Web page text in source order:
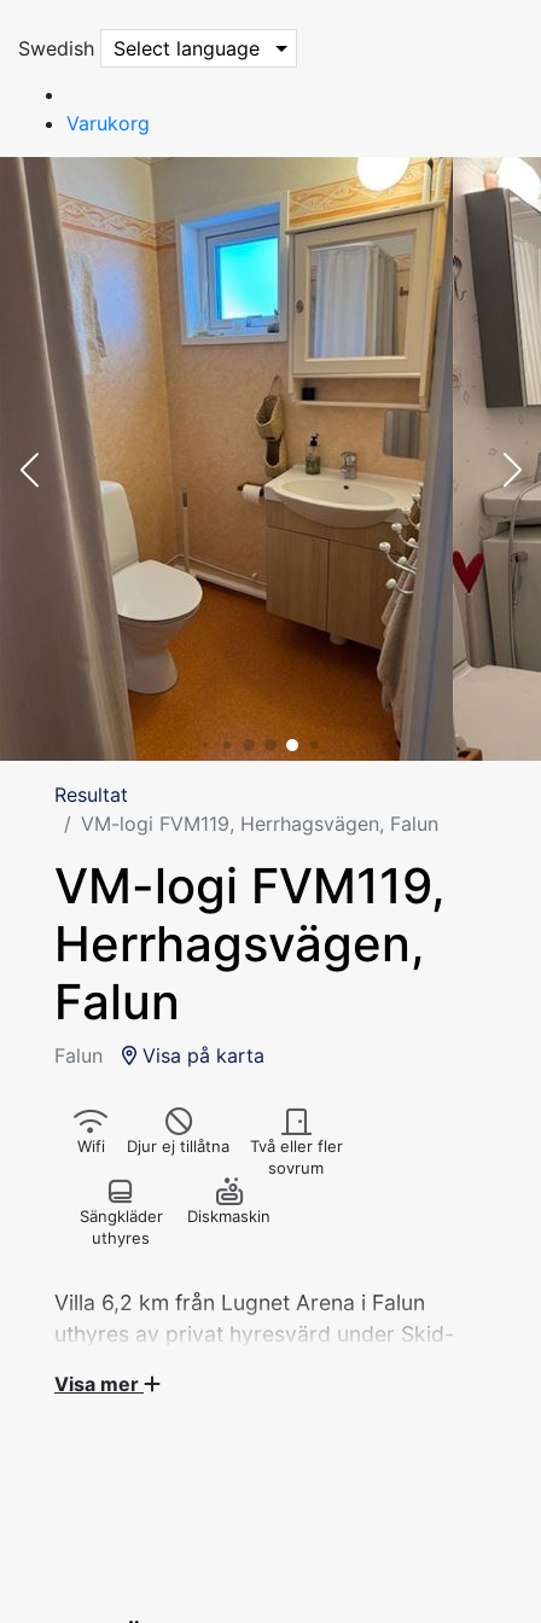
Swedish Select language
Varukorg
Resultat
VM-logi FVM119, Herrhagsvägen, Falun
VM-logi FVM119,
Herrhagsvägen,
Falun
Falun Visa på karta
Wifi Djur ej tillåtna
Två eller fler
sovrum
Sängkläder
uthyres
Diskmaskin
Villa 6,2 km från Lugnet Arena i Falun
uthyres av privat hyresvärd under Skid-
Visa mer